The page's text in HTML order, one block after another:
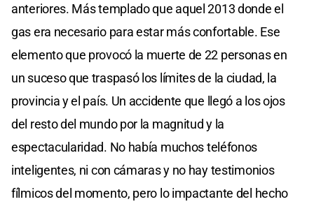
anteriores. Más templado que aquel 2013 donde el
gas era necesario para estar más confortable. Ese
elemento que provocó la muerte de 22 personas en
un suceso que traspasó los límites de la ciudad, la
provincia y el país. Un accidente que llegó a los ojos
del resto del mundo por la magnitud y la
espectacularidad. No había muchos teléfonos
inteligentes, ni con cámaras y no hay testimonios
fílmicos del momento, pero lo impactante del hecho